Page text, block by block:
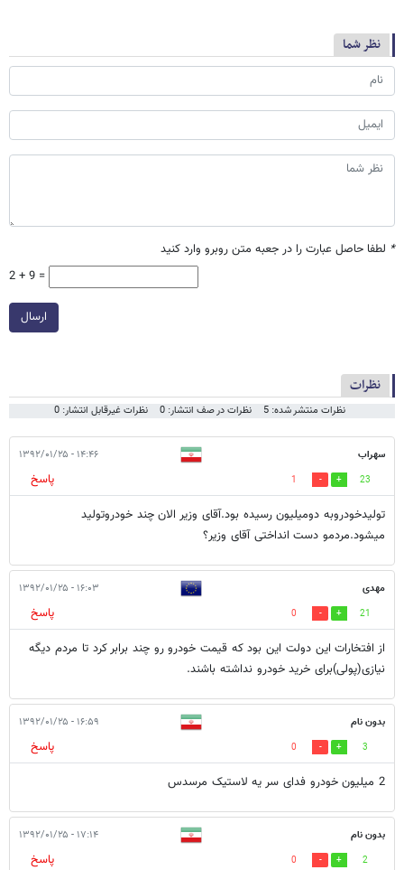
نظر شما
* لطفا حاصل عبارت را در جعبه متن روبرو وارد کنید
2 + 9 =
ارسال
نظرات
نظرات منتشر شده: 5 نظرات در صف انتشار: 0 نظرات غیرقابل انتشار: 0
سهراب ۱۴:۴۶ - ۱۳۹۲/۰۱/۲۵
23
1
پاسخ
تولیدخودروبه دومیلیون رسیده بود.آقای وزیر الان چند خودروتولید
میشود.مردمو دست انداختی آقای وزیر؟
مهدی ۱۶:۰۳ - ۱۳۹۲/۰۱/۲۵
21
0
پاسخ
از افتخارات این دولت این بود که قیمت خودرو رو چند برابر کرد تا مردم دیگه
نیازی(پولی)برای خرید خودرو نداشته باشند.
بدون نام ۱۶:۵۹ - ۱۳۹۲/۰۱/۲۵
3
0
پاسخ
2 میلیون خودرو فدای سر یه لاستیک مرسدس
بدون نام ۱۷:۱۴ - ۱۳۹۲/۰۱/۲۵
2
0
پاسخ